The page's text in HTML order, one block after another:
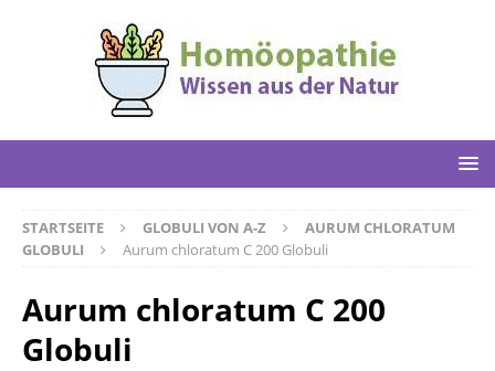
STARTSEITE GLOBULI VON A-Z
AURUM CHLORATUM
GLOBULI
Aurum chloratum C 200 Globuli
Aurum chloratum C 200
Globuli